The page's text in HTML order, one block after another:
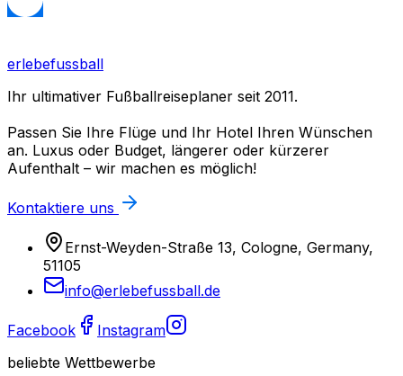
erlebefussball
Ihr ultimativer Fußballreiseplaner seit 2011.
Passen Sie Ihre Flüge und Ihr Hotel Ihren Wünschen
an. Luxus oder Budget, längerer oder kürzerer
Aufenthalt – wir machen es möglich!
Kontaktiere uns
Ernst-Weyden-Straße 13, Cologne, Germany,
51105
info@erlebefussball.de
Facebook
Instagram
beliebte Wettbewerbe